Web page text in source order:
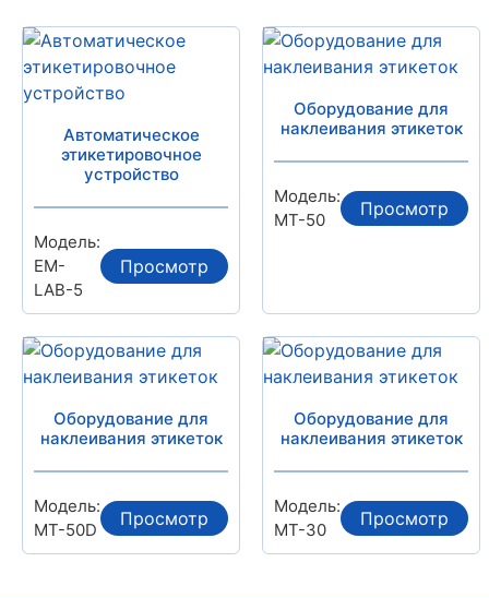
Автоматическое
этикетировочное
устройство
Модель:
EM-
LAB-5
Просмотр
Оборудование для
наклеивания этикеток
Модель:
MT-50
Просмотр
Оборудование для
наклеивания этикеток
Модель:
MT-50D
Просмотр
Оборудование для
наклеивания этикеток
Модель:
MT-30
Просмотр